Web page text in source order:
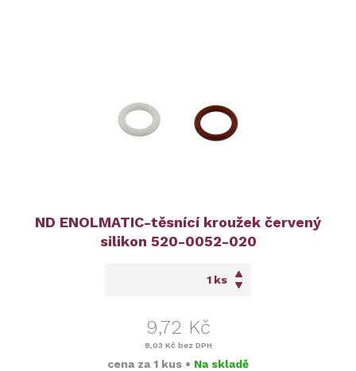
ND ENOLMATIC-těsnící kroužek červený
silikon 520-0052-020
ks
9,72 Kč
8,03 Kč bez DPH
cena za 1 kus • Na skladě